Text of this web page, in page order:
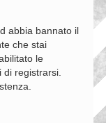
abbia bannato il
che stai
le
registrarsi.